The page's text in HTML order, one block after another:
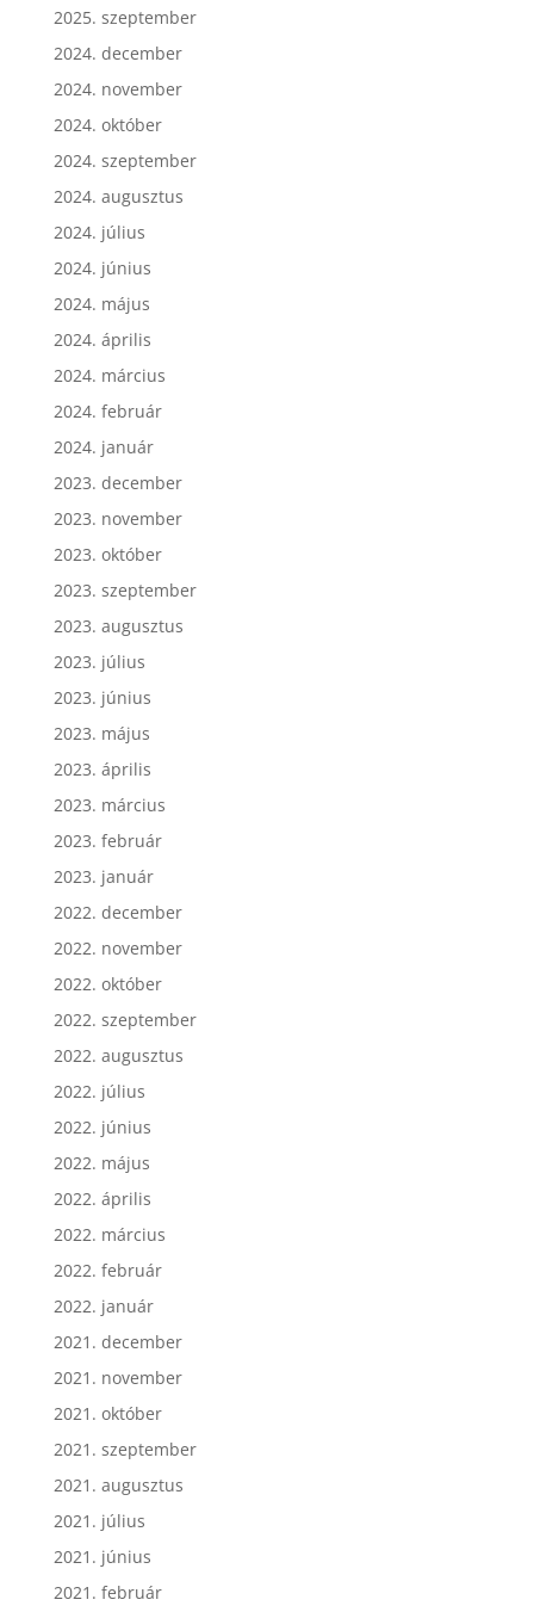
2025. szeptember
2024. december
2024. november
2024. október
2024. szeptember
2024. augusztus
2024. július
2024. június
2024. május
2024. április
2024. március
2024. február
2024. január
2023. december
2023. november
2023. október
2023. szeptember
2023. augusztus
2023. július
2023. június
2023. május
2023. április
2023. március
2023. február
2023. január
2022. december
2022. november
2022. október
2022. szeptember
2022. augusztus
2022. július
2022. június
2022. május
2022. április
2022. március
2022. február
2022. január
2021. december
2021. november
2021. október
2021. szeptember
2021. augusztus
2021. július
2021. június
2021. február